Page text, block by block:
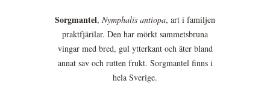
Sorgmantel, Nymphalis antiopa, art i familjen
praktfjärilar. Den har mörkt sammetsbruna
vingar med bred, gul ytterkant och äter bland
annat sav och rutten frukt. Sorgmantel finns i
hela Sverige.